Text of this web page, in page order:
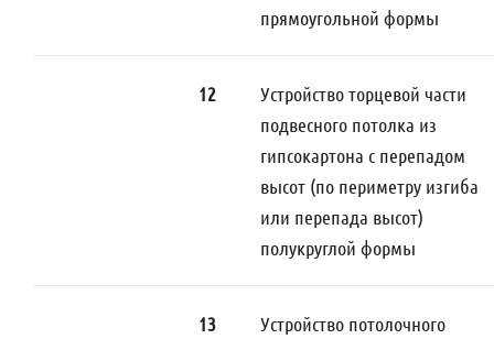
прямоугольной формы
12
Устройство торцевой части
подвесного потолка из
гипсокартона с перепадом
высот (по периметру изгиба
или перепада высот)
полукруглой формы
13
Устройство потолочного